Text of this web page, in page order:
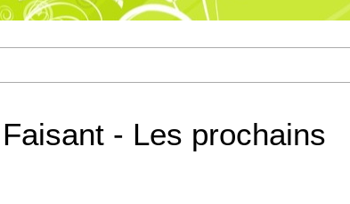
- Les prochains